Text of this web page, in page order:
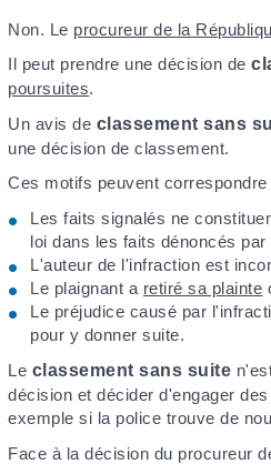
Non. Le procureur de la
Il peut prendre une décision de
poursuites.
Un avis de classement sans
une décision de classement.
Ces motifs peuvent
Les faits signalés ne
loi dans les faits dénoncés par
L'auteur de l'infraction est
Le plaignant a retiré sa plainte
Le préjudice causé par
pour y donner suite.
Le classement sans suite
décision et décider d'engager
exemple si la police trouve de
Face à la décision du procureur